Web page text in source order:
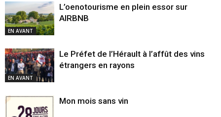
EN AVANT
L’oenotourisme en plein essor sur
AIRBNB
EN AVANT
Le Préfet de l’Hérault à l’affût des vins
étrangers en rayons
Mon mois sans vin